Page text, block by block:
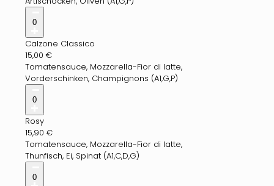
0
Calzone Classico
15,00 €
Tomatensauce, Mozzarella-Fior di latte,
Vorderschinken, Champignons (A1,G,P)
0
Rosy
15,90 €
Tomatensauce, Mozzarella-Fior di latte,
Thunfisch, Ei, Spinat (A1,C,D,G)
0